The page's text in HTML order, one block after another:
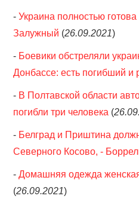
-Украина полностью
Залужный (26.09.2021)
- Боевики обстреляли
Донбассе: есть погибший и
- В Полтавской области
погибли три человека (
- Белград и Приштина
Северного Косово, -
-Домашняя одежда
(26.09.2021)